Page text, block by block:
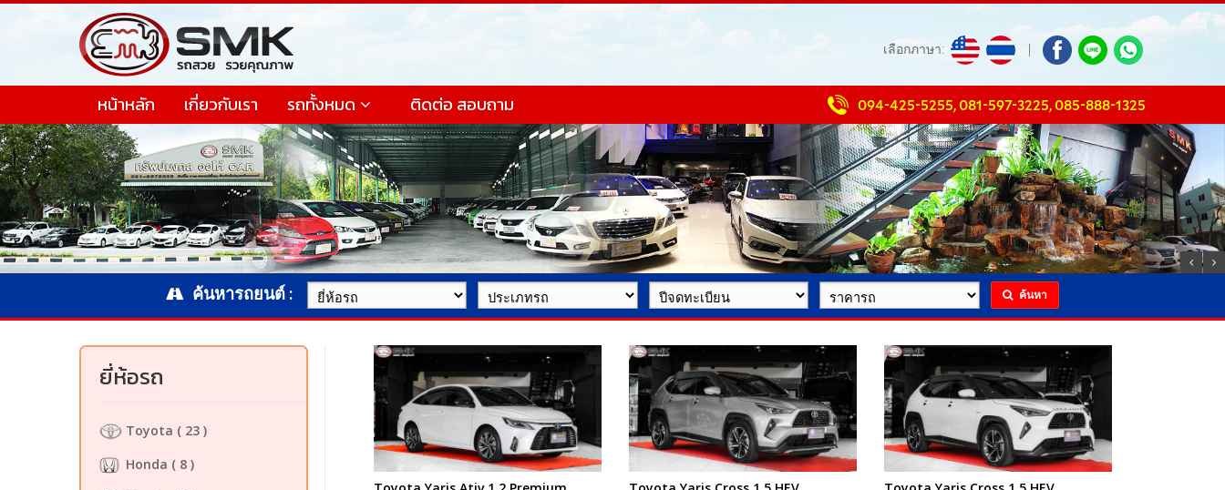
เลือกภาษา: |
หน้าหลัก เกี่ยวกับเรา รถทั้งหมด ติดต่อ สอบถาม 094-425-5255,081-597-3225,085-888-1325
ค้นหารถยนต์ : ค้นหา
ยี่ห้อรถ
Toyota ( 23 )
Honda ( 8 )